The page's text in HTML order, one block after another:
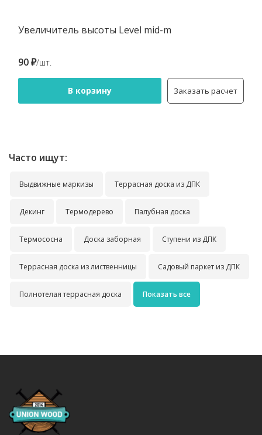
Увеличитель высоты Level mid-m
90 ₽/шт.
В корзину Заказать расчет
Часто ищут:
Выдвижные маркизы Террасная доска из ДПК
Декинг Термодерево Палубная доска
Термососна Доска заборная Ступени из ДПК
Террасная доска из лиственницы Садовый паркет из ДПК
Полнотелая террасная доска Показать все